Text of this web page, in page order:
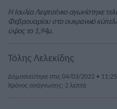
Η Ιουλία Λεφτσένκο αγωνίστηκε
Φεβρουαρίου στο ουκρανικό
ύψος το 1,94μ.
Τόλης Λελεκίδης
Δημοσιεύτηκε στις 04/03/2022 • 11:25
Χρόνος ανάγνωσης: 2 λεπτά